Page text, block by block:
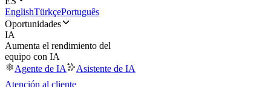
EnglishTürkçePortuguês
Oportunidades
IA
Aumenta el rendimiento del
equipo con IA
Agente de IA
Asistente de IA
Atención al cliente